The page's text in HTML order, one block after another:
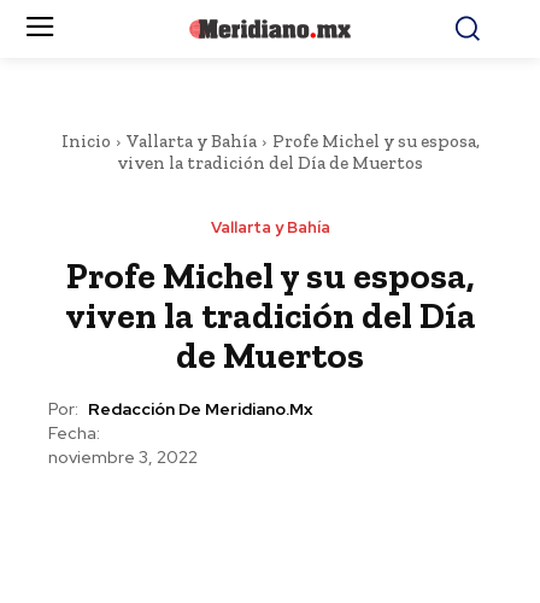
Inicio Vallarta y Bahía
Profe Michel y su esposa,
viven la tradición del Día de Muertos
Vallarta y Bahía
Profe Michel y su esposa,
viven la tradición del Día
de Muertos
Por: Redacción De Meridiano.mx
Fecha:
noviembre 3, 2022